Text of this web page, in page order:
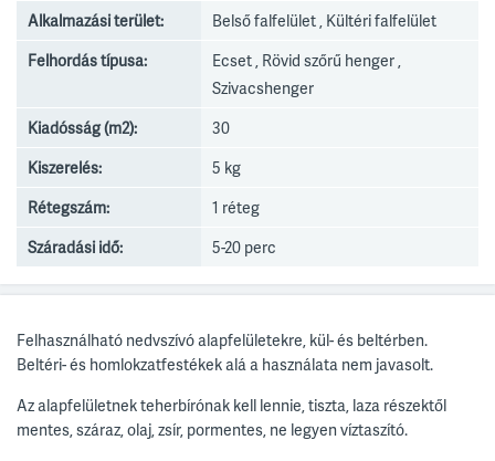
Alkalmazási terület:
Belső falfelület , Kültéri falfelület
Felhordás típusa:
Ecset , Rövid szőrű henger ,
Szivacshenger
Kiadósság (m2):
30
Kiszerelés:
5 kg
Rétegszám:
1 réteg
Száradási idő:
5-20 perc
Felhasználható nedvszívó alapfelületekre, kül- és beltérben.
Beltéri- és homlokzatfestékek alá a használata nem javasolt.
Az alapfelületnek teherbírónak kell lennie, tiszta, laza részektől
mentes, száraz, olaj, zsír, pormentes, ne legyen víztaszító.